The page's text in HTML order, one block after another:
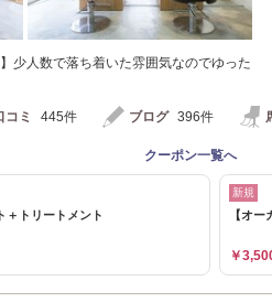
少人数で落ち着いた雰囲気なのでゆった
コミ 445件 ブログ 396件
クーポン一覧へ
＋トリートメント
新規
【オ
￥